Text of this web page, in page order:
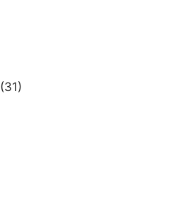
(31)